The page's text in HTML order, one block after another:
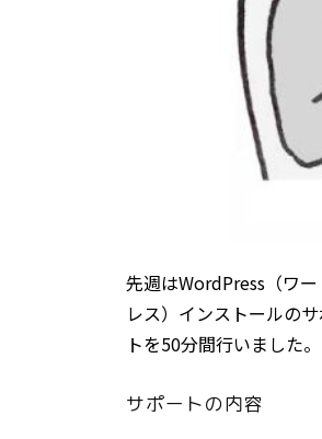
先週はWordPress（ワ
レス）インストールの
トを50分間行いました。
サポートの内容